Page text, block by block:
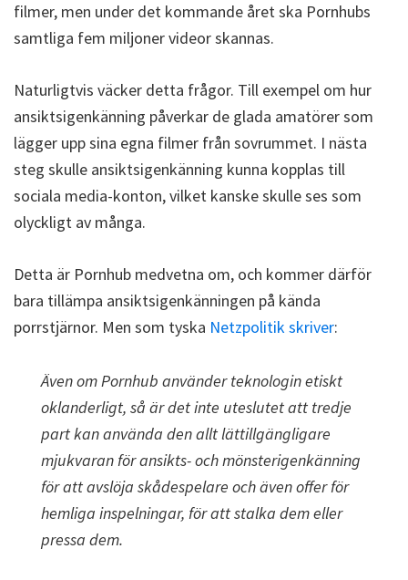
filmer, men under det kommande året ska Pornhubs
samtliga fem miljoner videor skannas.
Naturligtvis väcker detta frågor. Till exempel om hur
ansiktsigenkänning påverkar de glada amatörer som
lägger upp sina egna filmer från sovrummet. I nästa
steg skulle ansiktsigenkänning kunna kopplas till
sociala media-konton, vilket kanske skulle ses som
olyckligt av många.
Detta är Pornhub medvetna om, och kommer därför
bara tillämpa ansiktsigenkänningen på kända
porrstjärnor. Men som tyska Netzpolitik skriver:
Även om Pornhub använder teknologin etiskt
oklanderligt, så är det inte uteslutet att tredje
part kan använda den allt lättillgängligare
mjukvaran för ansikts- och mönsterigenkänning
för att avslöja skådespelare och även offer för
hemliga inspelningar, för att stalka dem eller
pressa dem.